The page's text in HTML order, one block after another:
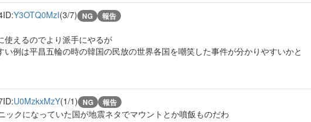
ID:Y3OTQ0MzI(3/7) NG 報告
使えるのでより派手にやるが
例は平昌五輪の時の韓国の民放の世界各国を嘲笑した事件が分かりやすいかと
ID:U0MzkxMzY(1/1) NG 報告
ックになっていた国が地震ネタでマウントとか噴飯ものだわ